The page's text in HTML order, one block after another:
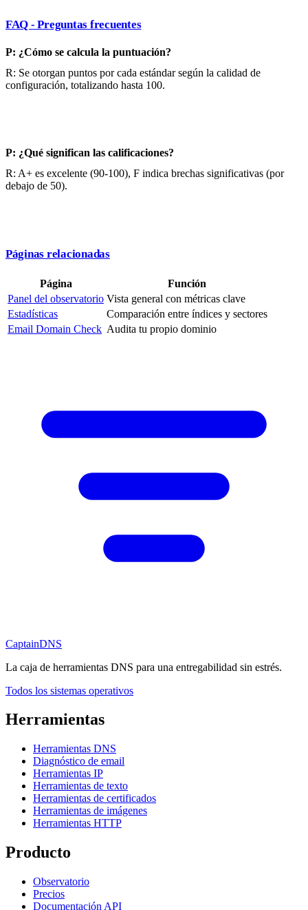
FAQ - Preguntas frecuentes
P: ¿Cómo se calcula la puntuación?
R: Se otorgan puntos por cada estándar según la calidad de
configuración, totalizando hasta 100.
P: ¿Qué significan las calificaciones?
R: A+ es excelente (90-100), F indica brechas significativas (por
debajo de 50).
Páginas relacionadas
Página
Función
Panel del observatorio Vista general con métricas clave
Estadísticas
Comparación entre índices y sectores
Email Domain Check Audita tu propio dominio
CaptainDNS
La caja de herramientas DNS para una entregabilidad sin estrés.
Todos los sistemas operativos
Herramientas
Herramientas DNS
Diagnóstico de email
Herramientas IP
Herramientas de texto
Herramientas de certificados
Herramientas de imágenes
Herramientas HTTP
Producto
Observatorio
Precios
Documentación API